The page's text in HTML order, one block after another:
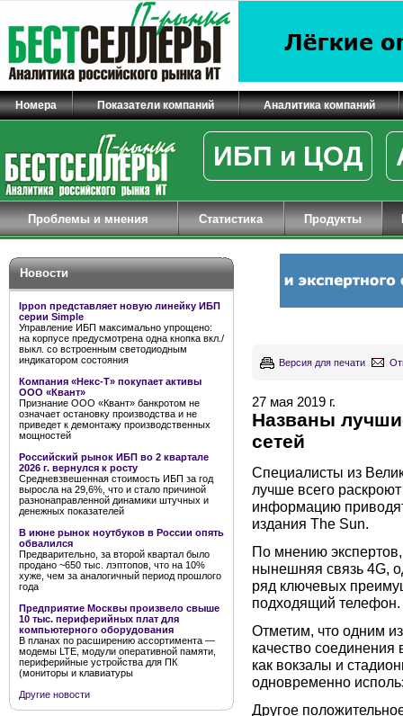
Номера Показатели компаний Аналитика компаний
ИБП и ЦОД
Проблемы и мнения Статистика Продукты
Новости
Ippon представляет новую линейку ИБП
серии Simple
Управление ИБП максимально упрощено:
на корпусе предусмотрена одна кнопка вкл./
выкл. со встроенным светодиодным
индикатором состояния
Компания «Некс-Т» покупает активы
ООО «Квант»
Признание ООО «Квант» банкротом не
означает остановку производства и не
приведет к демонтажу производственных
мощностей
Российский рынок ИБП во 2 квартале
2026 г. вернулся к росту
Средневзвешенная стоимость ИБП за год
выросла на 29,6%, что и стало причиной
разнонаправленной динамики штучных и
денежных показателей
В июне рынок ноутбуков в России опять
обвалился
Предварительно, за второй квартал было
продано ~650 тыс. лэптопов, что на 10%
хуже, чем за аналогичный период прошлого
года
Предприятие Москвы произвело свыше
10 тыс. периферийных плат для
компьютерного оборудования
В планах по расширению ассортимента —
модемы LTE, модули оперативной памяти,
периферийные устройства для ПК
(мониторы и клавиатуры
Другие новости
Версия для печати
27 мая 2019 г.
Названы
сетей
Специалисты из
лучше всего
информацию
издания The Sun.
По мнению
нынешняя связь 4G,
ряд ключевых
подходящий телефон.
Отметим, что одним
качество соединения
как вокзалы и
одновременно
Другое